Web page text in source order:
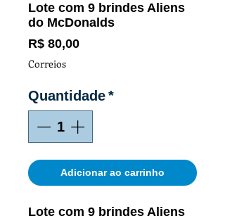
Lote com 9 brindes Aliens
do McDonalds
R$ 80,00Preço
Correios
Quantidade*
Adicionar ao carrinho
Lote com 9 brindes Aliens